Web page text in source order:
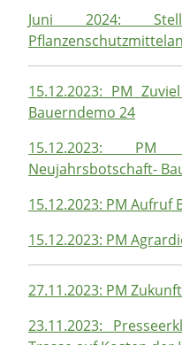
Juni 2024:
15.12.2023: PM
Bauerndemo 24
15.12.2023:
Neujahrsbotschaft-
15.12.2023: PM
15.12.2023: PM
27.11.2023: PM
23.11.2023: